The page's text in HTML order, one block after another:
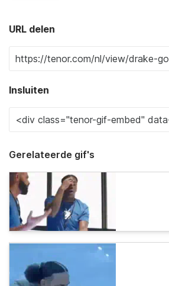
URL delen
Insluiten
Gerelateerde gif's